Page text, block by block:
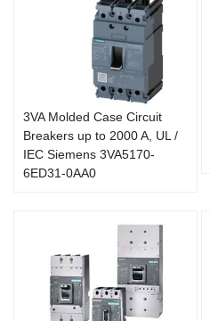
3VA Molded Case Circuit
Breakers up to 2000 A, UL /
IEC Siemens 3VA5170-
6ED31-0AA0